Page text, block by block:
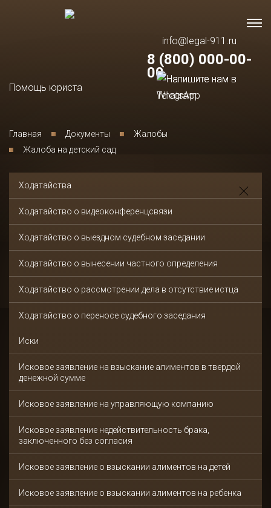
info@legal-911.ru
8 (800) 000-00-
00
Помощь юриста
Главная Документы
Жалобы
Жалоба на детский сад
Ходатайства
Ходатайство о видеоконференцсвязи
Ходатайство о выездном судебном заседании
Ходатайство о вынесении частного определения
Ходатайство о рассмотрении дела в отсутствие истца
Ходатайство о переносе судебного заседания
Иски
Исковое заявление на взыскание алиментов в твердой
денежной сумме
Исковое заявление на управляющую компанию
Исковое заявление недействительность брака,
заключенного без согласия
Исковое заявление о взыскании алиментов на детей
Исковое заявление о взыскании алиментов на ребенка